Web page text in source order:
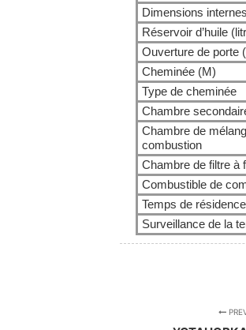
Dimensions
Réservoir d’huile
Ouverture de porte
Cheminée (M)
Type de cheminée
Chambre
Chambre de
combustion
Chambre de filtre à
Combustible de
Temps de résidence
Surveillance de la